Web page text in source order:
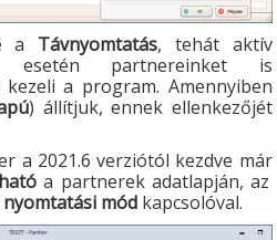
a Távnyomtatás, tehát aktív
esetén partnereinket is
a program. Amennyiben
) állítjuk, ennek ellenkezőjét
a 2021.6 verziótól kezdve már
a partnerek adatlapján, az
mód kapcsolóval.